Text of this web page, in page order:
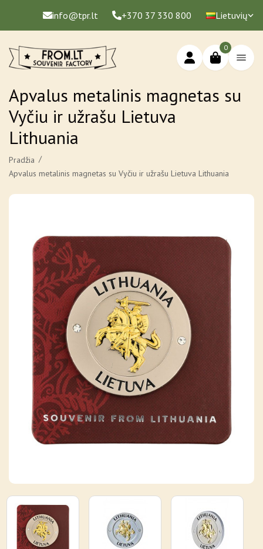
info@tpr.lt +370 37 330 800 Lietuvių
0
Apvalus metalinis magnetas su
Vyčiu ir užrašu Lietuva
Lithuania
Pradžia
Apvalus metalinis magnetas su Vyčiu ir užrašu Lietuva Lithuania